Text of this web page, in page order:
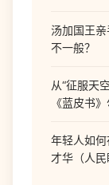
汤加国王
不一般？
从“征服天
《蓝皮书
年轻人如
才华（人民